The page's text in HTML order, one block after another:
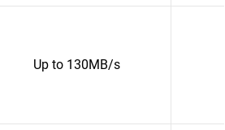
Up to 130MB/s